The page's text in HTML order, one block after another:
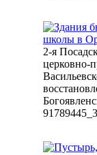
2-я
церковно-